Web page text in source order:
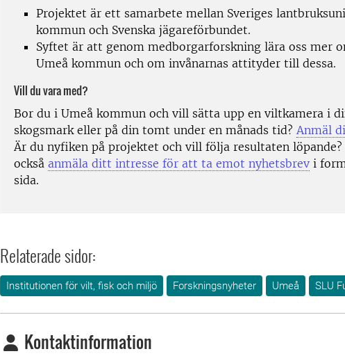
Projektet är ett samarbete mellan Sveriges
kommun och Svenska jägareförbundet.
Syftet är att genom medborgarforskning lära oss mer
Umeå kommun och om invånarnas attityder till dessa.
Vill du vara med?
Bor du i Umeå kommun och vill sätta upp en viltkamera i
skogsmark eller på din tomt under en månads tid? Anmäl
Är du nyfiken på projektet och vill följa resultaten löpande?
också anmäla ditt intresse för att ta emot nyhetsbrev i
sida.
Relaterade sidor:
Institutionen för vilt, fisk och miljö Forskningsnyheter Umeå SLU
Kontaktinformation